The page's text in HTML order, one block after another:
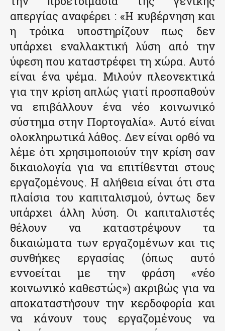
απεργίας αναφέρει : «Η κυβέρνηση και
η τρόικα υποστηρίζουν πως δεν
υπάρχει εναλλακτική λύση από την
ύφεση που καταστρέφει τη χώρα. Αυτό
είναι ένα ψέμα. Μιλούν πλεονεκτικά
για την κρίση απλώς γιατί προσπαθούν
να επιβάλλουν ένα νέο κοινωνικό
σύστημα στην Πορτογαλία». Αυτό είναι
ολοκληρωτικά λάθος. Δεν είναι ορθό να
λέμε ότι χρησιμοποιούν την κρίση σαν
δικαιολογία για να επιτίθενται στους
εργαζομένους. Η αλήθεια είναι ότι στα
πλαίσια του καπιταλισμού, όντως δεν
υπάρχει άλλη λύση. Οι καπιταλιστές
θέλουν να καταστρέψουν τα
δικαιώματα των εργαζομένων και τις
συνθήκες εργασίας (όπως αυτό
εννοείται με την φράση «νέο
κοινωνικό καθεστώς») ακριβώς για να
αποκαταστήσουν την κερδοφορία και
να κάνουν τους εργαζομένους να